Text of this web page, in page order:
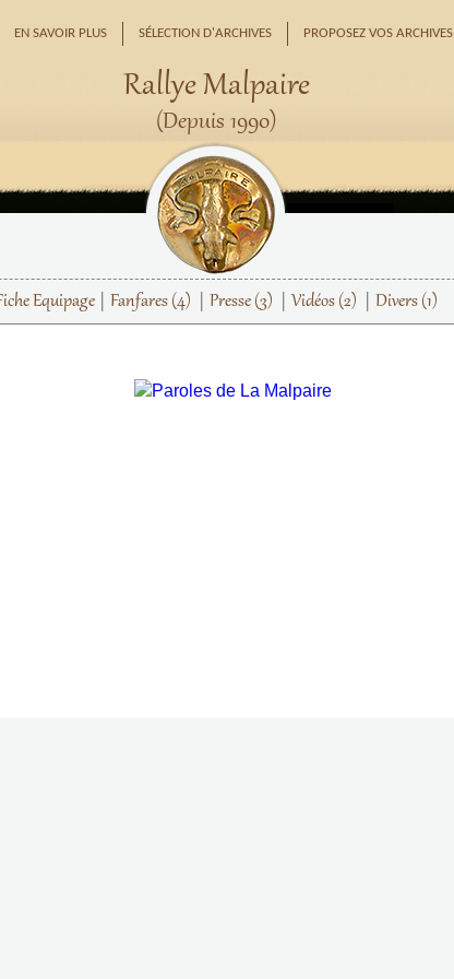
EN SAVOIR PLUS SÉLECTION D'ARCHIVES PROPOSEZ VOS ARCHIVES
Rallye Malpaire
(Depuis 1990)
Equipage Fanfares (4) Presse (3) Vidéos (2) Divers (1)